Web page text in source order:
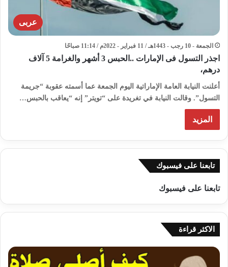
عربى
الجمعة - 10 رجب - 1443هـ / 11 فبراير - 2022م / 11:14 صباحًا
اجذر التسول فى الإمارات ..الحبس 3 أشهر والغرامة 5 آلاف
درهم،
أعلنت النيابة العامة الإماراتية اليوم الجمعة عما أسمته عقوبة “جريمة
التسول”. وقالت النيابة في تغريدة على “تويتر” إنه “يعاقب بالحبس…
المزيد
تابعنا على فيسبوك
تابعنا على فيسبوك
الاكثر قراءة